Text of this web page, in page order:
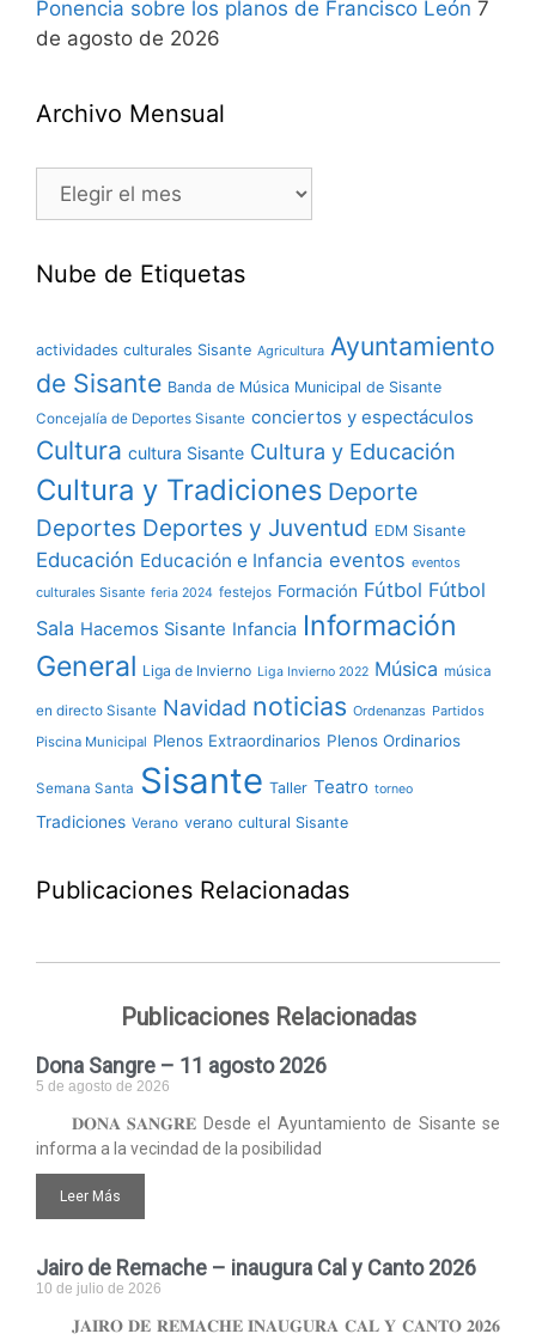
Ponencia sobre los planos de Francisco León 7
de agosto de 2026
Archivo Mensual
Nube de Etiquetas
actividades culturales Sisante Agricultura Ayuntamiento
de Sisante Banda de Música Municipal de Sisante
Concejalía de Deportes Sisante conciertos y espectáculos
Cultura cultura Sisante Cultura y Educación
Cultura y Tradiciones Deporte
Deportes Deportes y Juventud EDM Sisante
Educación Educación e Infancia eventos eventos
culturales Sisante feria 2024 festejos Formación Fútbol Fútbol
Sala Hacemos Sisante Infancia Información
General Liga de Invierno Liga Invierno 2022 Música música
en directo Sisante Navidad noticias Ordenanzas Partidos
Piscina Municipal Plenos Extraordinarios Plenos Ordinarios
Semana Santa Sisante Taller Teatro torneo
Tradiciones Verano verano cultural Sisante
Publicaciones Relacionadas
Publicaciones Relacionadas
Dona Sangre – 11 agosto 2026
5 de agosto de 2026
𝐃𝐎𝐍𝐀 𝐒𝐀𝐍𝐆𝐑𝐄 Desde el Ayuntamiento de Sisante se
informa a la vecindad de la posibilidad
Leer Más
Jairo de Remache – inaugura Cal y Canto 2026
10 de julio de 2026
𝐉𝐀𝐈𝐑𝐎 𝐃𝐄 𝐑𝐄𝐌𝐀𝐂𝐇𝐄 𝐈𝐍𝐀𝐔𝐆𝐔𝐑𝐀 𝐂𝐀𝐋 𝐘 𝐂𝐀𝐍𝐓𝐎 𝟐𝟎𝟐𝟔